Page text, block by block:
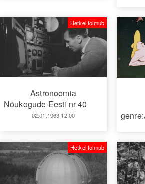
Astronoomia
Nõukogude Eesti nr 40
02.01.1963 12:00
Hetkel toimub
Hetkel toimub